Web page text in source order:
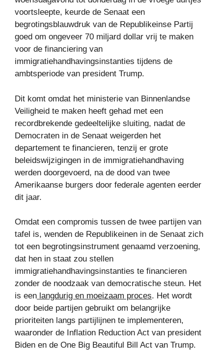
voortsleepte, keurde de Senaat een
begrotingsblauwdruk van de Republikeinse Partij
goed om ongeveer 70 miljard dollar vrij te maken
voor de financiering van
immigratiehandhavingsinstanties tijdens de
ambtsperiode van president Trump.
Dit komt omdat het ministerie van Binnenlandse
Veiligheid te maken heeft gehad met een
recordbrekende gedeeltelijke sluiting, nadat de
Democraten in de Senaat weigerden het
departement te financieren, tenzij er grote
beleidswijzigingen in de immigratiehandhaving
werden doorgevoerd, na de dood van twee
Amerikaanse burgers door federale agenten eerder
dit jaar.
Omdat een compromis tussen de twee partijen van
tafel is, wenden de Republikeinen in de Senaat zich
tot een begrotingsinstrument genaamd verzoening,
dat hen in staat zou stellen
immigratiehandhavingsinstanties te financieren
zonder de noodzaak van democratische steun. Het
is een langdurig en moeizaam proces. Het wordt
door beide partijen gebruikt om belangrijke
prioriteiten langs partijlijnen te implementeren,
waaronder de Inflation Reduction Act van president
Biden en de One Big Beautiful Bill Act van Trump.